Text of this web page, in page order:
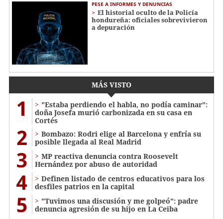
PESE A INFORMES Y DENUNCIAS
El historial oculto de la Policía
hondureña: oficiales sobrevivieron
a depuración
MÁS VISTO
1
"Estaba perdiendo el habla, no podía caminar":
doña Josefa murió carbonizada en su casa en
Cortés
2
Bombazo: Rodri elige al Barcelona y enfría su
posible llegada al Real Madrid
3
MP reactiva denuncia contra Roosevelt
Hernández por abuso de autoridad
4
Definen listado de centros educativos para los
desfiles patrios en la capital
5
"Tuvimos una discusión y me golpeó": padre
denuncia agresión de su hijo en La Ceiba